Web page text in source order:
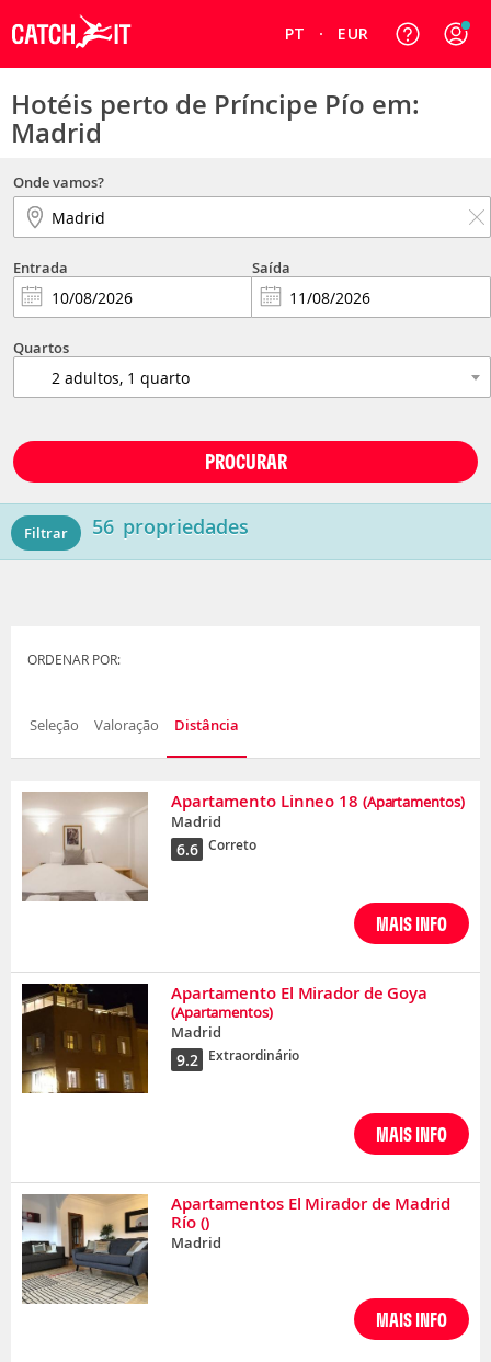
PT EUR
Hotéis perto de Príncipe Pío em:
Madrid
Onde vamos?
Entrada Saída
Quartos
PROCURAR
Filtrar 56 propriedades
ORDENAR POR:
Seleção Valoração Distância
Apartamento Linneo 18 (Apartamentos)
Madrid
6.6 Correto
MAIS INFO
Apartamento El Mirador de Goya
(Apartamentos)
Madrid
9.2 Extraordinário
MAIS INFO
Apartamentos El Mirador de Madrid
Río ()
Madrid
MAIS INFO